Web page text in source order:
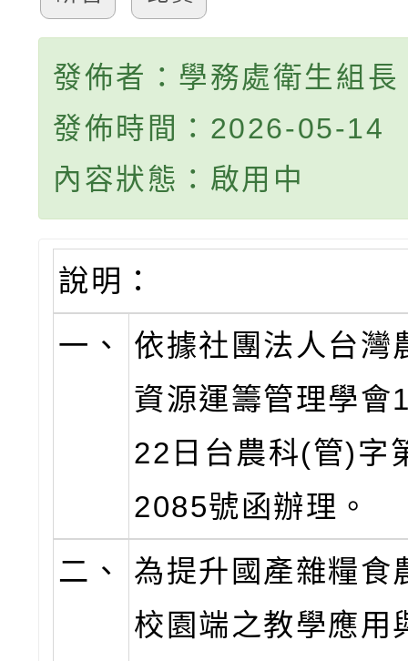
發佈者：學務處衛生組長
發佈時間：2026-05-14
內容狀態：啟用中
說明：
一、
依據社團法人台灣
資源運籌管理學會
22日台農科(管)字
2085號函辦理。
二、
為提升國產雜糧食
校園端之教學應用